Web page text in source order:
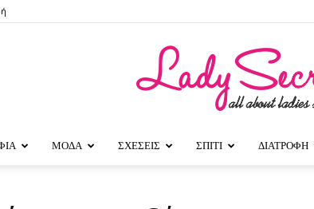
ΜΟΔΑ ΣΧΕΣΕΙΣ ΣΠΙΤΙ ΔΙΑΤΡΟΦΗ